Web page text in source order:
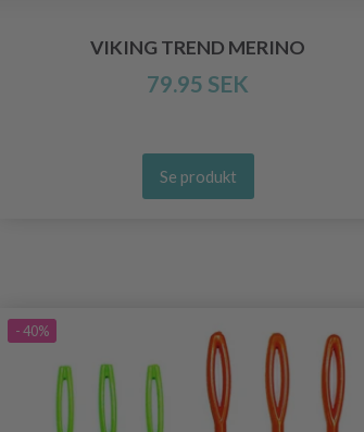
VIKING TREND MERINO
79.95 SEK
Se produkt
- 40%